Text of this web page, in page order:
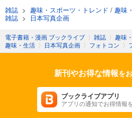
あらすじを表示する
1,048円 (税込)
あらすじを表示する
雑誌 > 趣味・スポーツ・トレンド / 趣味
雑誌 > 日本写真企画
電子書籍・漫画 ブックライブ 〉 雑誌 〉 趣味
趣味・生活 〉 日本写真企画 〉 フォトコン 〉
新刊やお得な情報を
ブックライブアプリ
アプリの通知でお得情報